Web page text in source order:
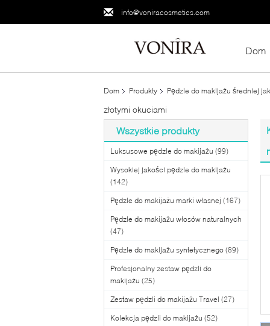
info@voniracosmetics.com
Dom
Dom Produkty Pędzle do makijażu średniej
złotymi okuciami
Wszystkie produkty
Luksusowe pędzle do makijażu (99)
Wysokiej jakości pędzle do makijażu
(142)
Pędzle do makijażu marki własnej (167)
Pędzle do makijażu włosów naturalnych
(47)
Pędzle do makijażu syntetycznego (89)
Profesjonalny zestaw pędzli do
makijażu (25)
Zestaw pędzli do makijażu Travel (27)
Kolekcja pędzli do makijażu (52)